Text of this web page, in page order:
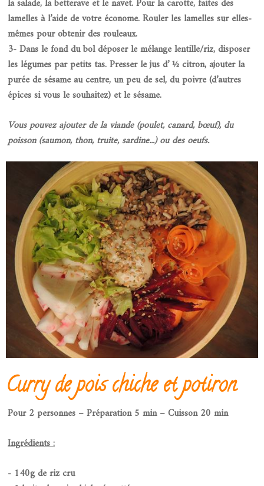
la salade, la betterave et le navet. Pour la carotte, faites des
lamelles à l’aide de votre économe. Rouler les lamelles sur elles-
mêmes pour obtenir des rouleaux.
3- Dans le fond du bol déposer le mélange lentille/riz, disposer
les légumes par petits tas. Presser le jus d’ ½ citron, ajouter la
purée de sésame au centre, un peu de sel, du poivre (d’autres
épices si vous le souhaitez) et le sésame.
Vous pouvez ajouter de la viande (poulet, canard, bœuf), du
poisson (saumon, thon, truite, sardine...) ou des oeufs.
Curry de pois chiche et potiron
Pour 2 personnes – Préparation 5 min – Cuisson 20 min
Ingrédients :
- 140g de riz cru